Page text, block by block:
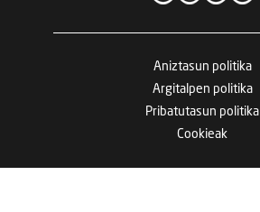
Aniztasun politika
Argitalpen politika
Pribatutasun politika
Cookieak